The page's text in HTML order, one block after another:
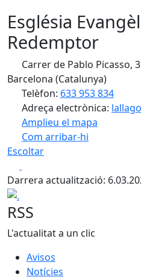
Església
Redemptor
Carrer de Pablo Picasso,
Barcelona (Catalunya)
Telèfon: 633 953 834
Adreça electrònica:
Amplieu el mapa
Com arribar-hi
+
−
Escoltar
Darrera actualització:
.
RSS
L'actualitat a un clic
Avisos
Notícies